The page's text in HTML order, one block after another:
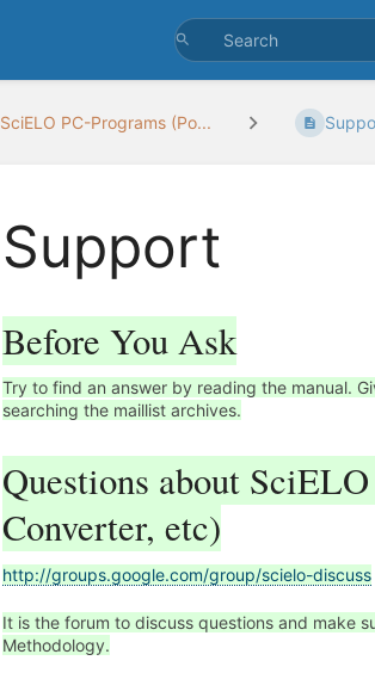
SciELO PC-Programs (Po...
Support
Before You Ask
Try to find an answer by reading the manual.
searching the maillist archives.
Questions about
Converter, etc)
http://groups.google.com/group/scielo-discuss
It is the forum to discuss questions and make
Methodology.